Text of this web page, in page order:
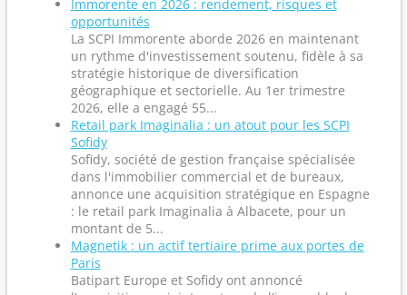
Immorente en 2026 : rendement, risques et
opportunités
La SCPI Immorente aborde 2026 en maintenant
un rythme d'investissement soutenu, fidèle à sa
stratégie historique de diversification
géographique et sectorielle. Au 1er trimestre
2026, elle a engagé 55...
Retail park Imaginalia : un atout pour les SCPI
Sofidy
Sofidy, société de gestion française spécialisée
dans l'immobilier commercial et de bureaux,
annonce une acquisition stratégique en Espagne
: le retail park Imaginalia à Albacete, pour un
montant de 5...
Magnetik : un actif tertiaire prime aux portes de
Paris
Batipart Europe et Sofidy ont annoncé